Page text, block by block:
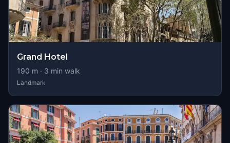
Grand Hotel
190 m · 3 min walk
Landmark